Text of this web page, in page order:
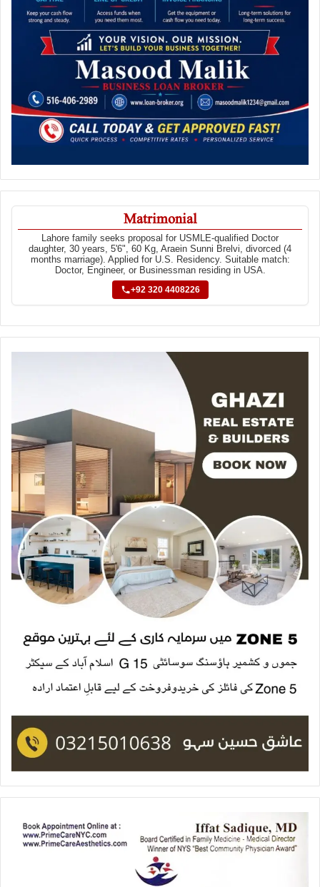
Matrimonial
Lahore family seeks proposal for USMLE-qualified Doctor
daughter, 30 years, 5'6", 60 Kg, Araein Sunni Brelvi, divorced (4
months marriage). Applied for U.S. Residency. Suitable match:
Doctor, Engineer, or Businessman residing in USA.
+92 320 4408226